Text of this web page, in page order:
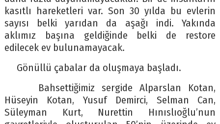
kasıtlı hareketleri var. Son 30 yılda bu evlerin
sayısı belki yarıdan da aşağı indi. Yakında
aklımız başına geldiğinde belki de restore
edilecek ev bulunamayacak.
Gönüllü çabalar da oluşmaya başladı.
Bahsettiğimiz sergide Alparslan Kotan,
Hüseyin Kotan, Yusuf Demirci, Selman Can,
Süleyman Kurt, Nurettin Hınıslıoğlu’nun